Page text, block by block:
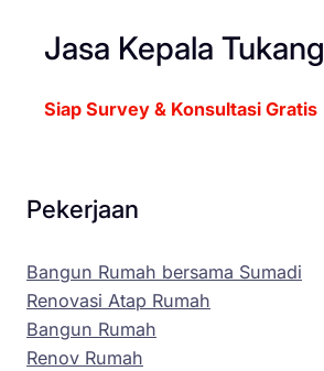
Jasa Kepala Tukang
Siap Survey & Konsultasi Gratis
Pekerjaan
Bangun Rumah bersama Sumadi
Renovasi Atap Rumah
Bangun Rumah
Renov Rumah